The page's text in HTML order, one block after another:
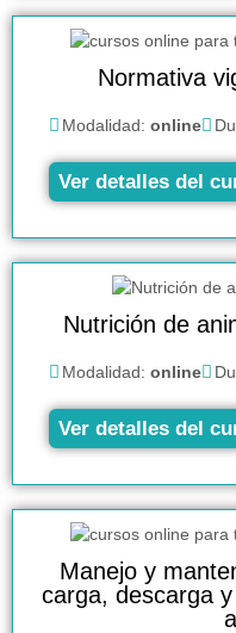
Normativa
Modalidad: online
Ver detalles del
Nutrición de
Modalidad: online
Ver detalles del
Manejo y
carga, descarga